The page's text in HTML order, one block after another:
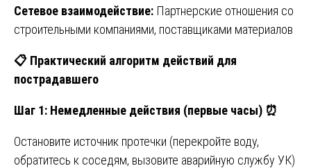
Сетевое взаимодействие: Партнерские отношения со
строительными компаниями, поставщиками материалов
📋 Практический алгоритм действий для
пострадавшего
Шаг 1: Немедленные действия (первые часы) ⏰
Остановите источник протечки (перекройте воду,
обратитесь к соседям, вызовите аварийную службу УК)